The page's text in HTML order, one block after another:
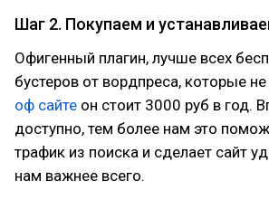
Шаг 2. Покупаем и
Офигенный плагин, лучше всех
бустеров от вордпреса, которые
оф сайте он стоит 3000 руб в год.
доступно, тем более нам это
трафик из поиска и сделает сайт
нам важнее всего.